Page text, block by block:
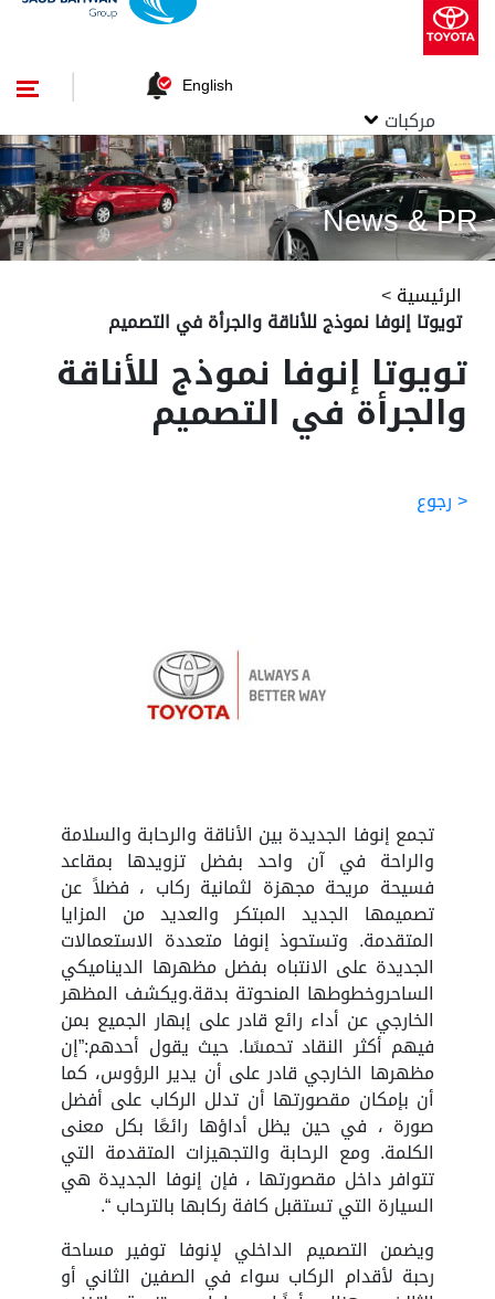
مركبات
English
News & PR
الرئيسية>
تويوتا إنوفا نموذج للأناقة والجرأة في التصميم
تويوتا إنوفا نموذج للأناقة
والجرأة في التصميم
< رجوع
تجمع إنوفا الجديدة بين الأناقة والرحابة والسلامة
والراحة في آن واحد بفضل تزويدها بمقاعد
فسيحة مريحة مجهزة لثمانية ركاب ، فضلاً عن
تصميمها الجديد المبتكر والعديد من المزايا
المتقدمة. وتستحوذ إنوفا متعددة الاستعمالات
الجديدة على الانتباه بفضل مظهرها الديناميكي
الساحروخطوطها المنحوتة بدقة.ويكشف المظهر
الخارجي عن أداء رائع قادر على إبهار الجميع بمن
فيهم أكثر النقاد تحمسًا. حيث يقول أحدهم:”إن
مظهرها الخارجي قادر على أن يدير الرؤوس، كما
أن بإمكان مقصورتها أن تدلل الركاب على أفضل
صورة ، في حين يظل أداؤها رائعًا بكل معنى
الكلمة. ومع الرحابة والتجهيزات المتقدمة التي
تتوافر داخل مقصورتها ، فإن إنوفا الجديدة هي
السيارة التي تستقبل كافة ركابها بالترحاب “.
ويضمن التصميم الداخلي لإنوفا توفير مساحة
رحبة لأقدام الركاب سواء في الصفين الثاني أو